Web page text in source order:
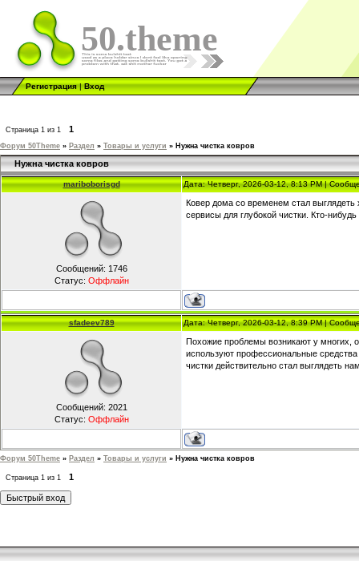
50.theme
Регистрация|Вход
Страница 1 из 1 1
Форум 50Theme » Раздел » Товары и услуги » Нужна чистка ковров
Нужна чистка ковров
mariboborisgd Дата: Четверг, 2026-03-12, 8:13 PM |
Сообщений: 1746
Статус: Оффлайн
Ковер дома со временем стал
сервисы для глубокой чистки. Кто-
sfadeev789 Дата: Четверг, 2026-03-12, 8:39 PM |
Сообщений: 2021
Статус: Оффлайн
Похожие проблемы возникают у многих,
используют профессиональные
чистки действительно стал выглядеть
Форум 50Theme » Раздел » Товары и услуги » Нужна чистка ковров
Страница 1 из 1 1